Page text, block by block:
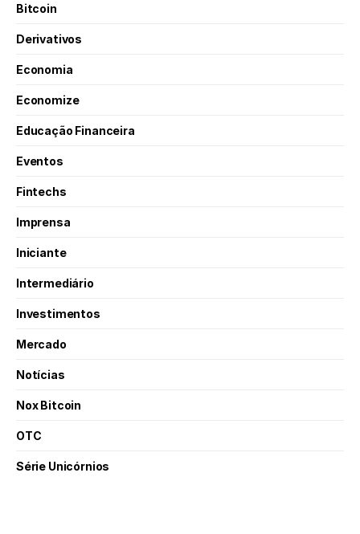
Bitcoin
Derivativos
Economia
Economize
Educação Financeira
Eventos
Fintechs
Imprensa
Iniciante
Intermediário
Investimentos
Mercado
Notícias
Nox Bitcoin
OTC
Série Unicórnios